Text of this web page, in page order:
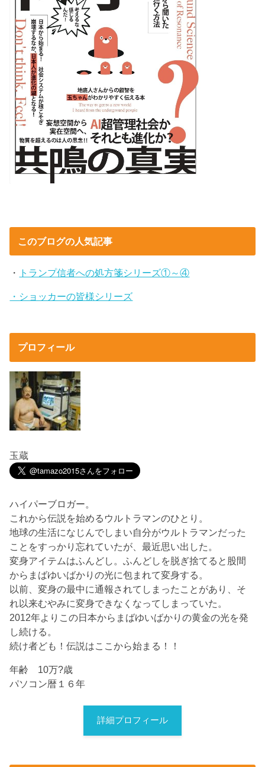
このブログの人気記事
・ トランプ信者への処方箋シリーズ①～④
・ショッカーの皆様シリーズ
プロフィール
玉蔵
ハイパーブロガー。
これから伝説を始めるウルトラマンのひとり。
地球の生活になじんでしまい自分がウルトラマンだった
ことをすっかり忘れていたが、最近思い出した。
変身アイテムはふんどし。ふんどしを脱ぎ捨てると股間
からまばゆいばかりの光に包まれて変身する。
以前、変身の最中に通報されてしまったことがあり、そ
れ以来むやみに変身できなくなってしまっていた。
2012年よりこの日本からまばゆいばかりの黄金の光を発
し続ける。
続け者ども！伝説はここから始まる！！
年齢 10万?歳
パソコン暦１６年
詳細プロフィール